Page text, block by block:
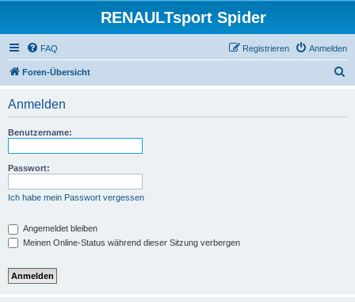
RENAULTsport Spider
FAQ Anmelden
Registrieren
Foren-Übersicht
Anmelden
Benutzername:
Passwort:
Ich habe mein Passwort vergessen
Angemeldet bleiben
Meinen Online-Status während dieser Sitzung verbergen